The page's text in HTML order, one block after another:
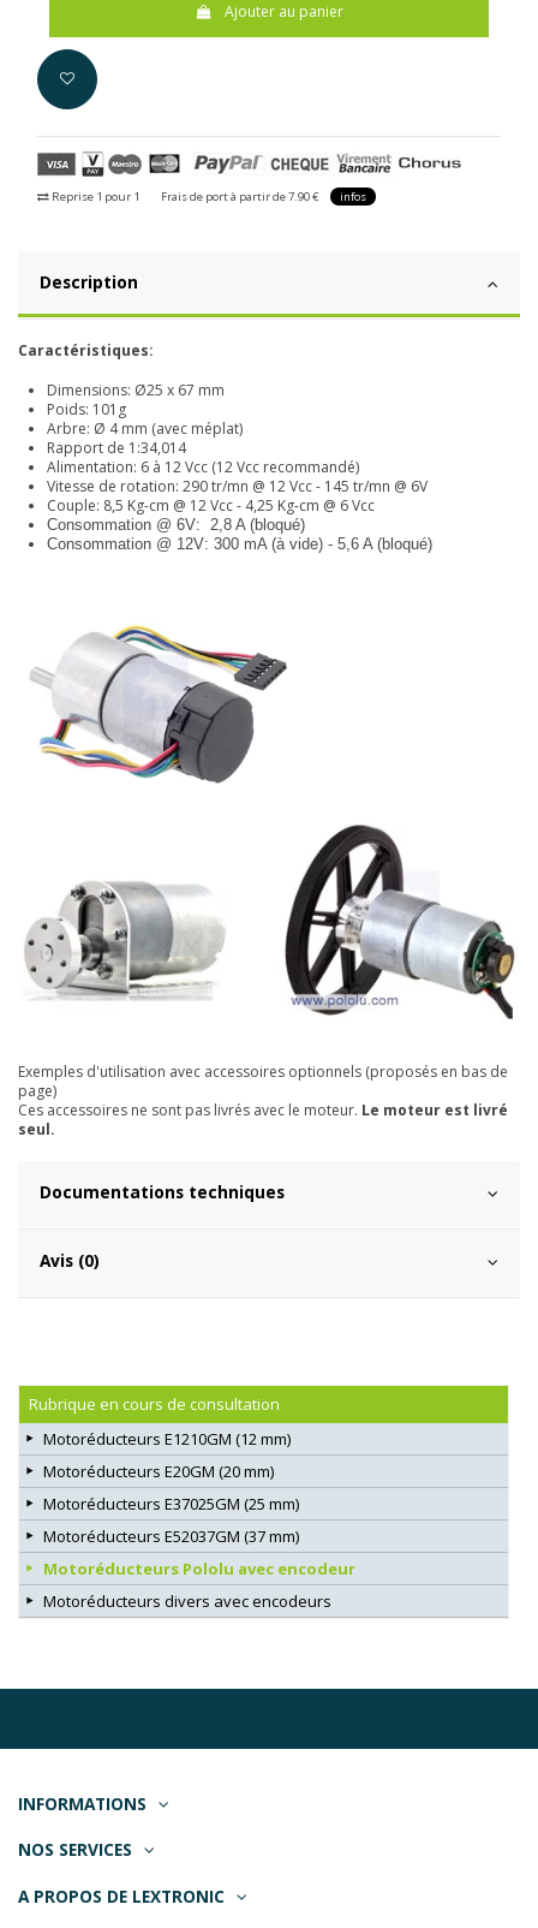
Ajouter au panier
Reprise 1 pour 1 Frais de port à partir de 7.90 € infos
Description
Caractéristiques:
Dimensions: Ø25 x 67 mm
Poids: 101g
Arbre: Ø 4 mm (avec méplat)
Rapport de 1:34,014
Alimentation: 6 à 12 Vcc (12 Vcc recommandé)
Vitesse de rotation: 290 tr/mn @ 12 Vcc - 145 tr/mn @ 6V
Couple: 8,5 Kg-cm @ 12 Vcc - 4,25 Kg-cm @ 6 Vcc
Consommation @ 6V: 2,8 A (bloqué)
Consommation @ 12V: 300 mA (à vide) - 5,6 A (bloqué)
Exemples d'utilisation avec accessoires optionnels (proposés en bas de
page)
Ces accessoires ne sont pas livrés avec le moteur. Le moteur est livré
seul.
Documentations techniques
Avis (0)
Rubrique en cours de consultation
Motoréducteurs E1210GM (12 mm)
Motoréducteurs E20GM (20 mm)
Motoréducteurs E37025GM (25 mm)
Motoréducteurs E52037GM (37 mm)
Motoréducteurs Pololu avec encodeur
Motoréducteurs divers avec encodeurs
INFORMATIONS
NOS SERVICES
A PROPOS DE LEXTRONIC